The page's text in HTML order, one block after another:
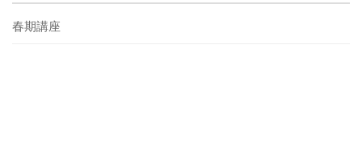
春期講座